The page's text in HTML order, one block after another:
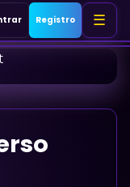
Registro ☰